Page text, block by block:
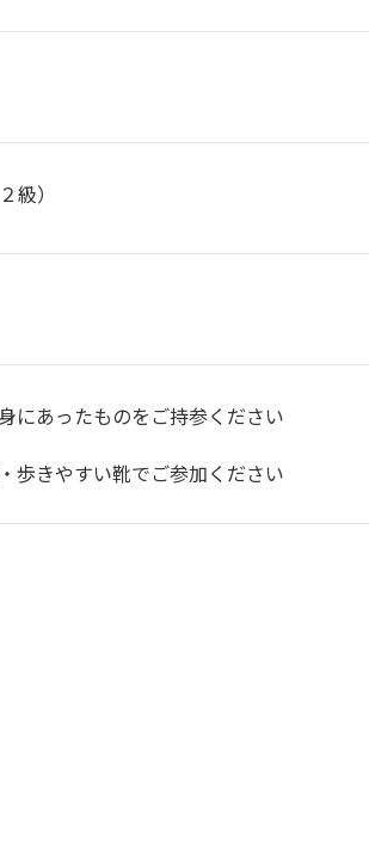
級）
にあったものをご持参ください
歩きやすい靴でご参加ください